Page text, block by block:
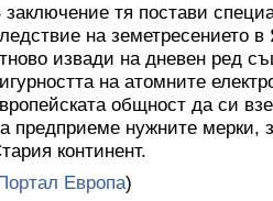
заключение тя постави
на земетресението
извади на дневен ред
на атомните
общност да си
предприеме нужните мерки,
континент.
Европа)